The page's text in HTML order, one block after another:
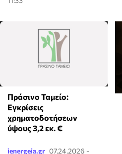
Πράσινο Ταμείο:
Εγκρίσεις
χρηματοδοτήσεων
ύψους 3,2 εκ. €
ienergeia.gr 07.24.2026 -